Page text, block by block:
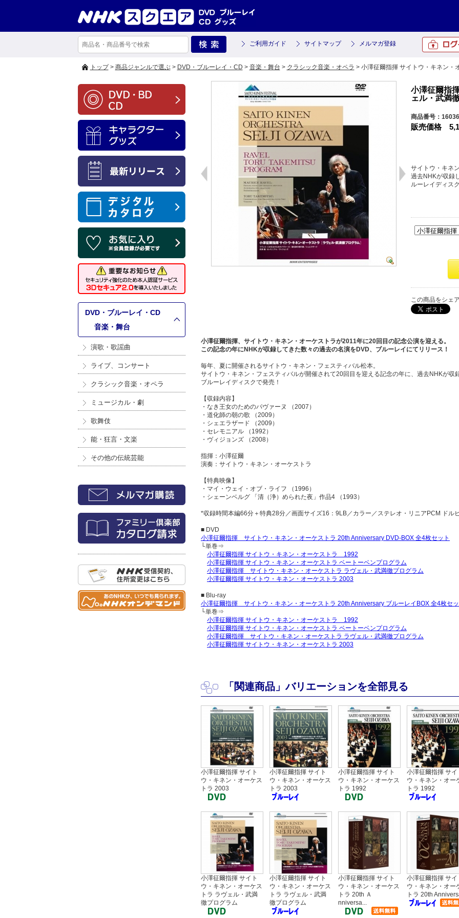
ご利用ガイド サイトマップ メルマガ登録
トップ> 商品ジャンルで選ぶ> DVD・ブルーレイ・CD > 音楽・舞台 > クラシック音楽・オペラ > 小澤征爾指揮 サイトウ・キネン・
DVD・ブルーレイ・CD
音楽・舞台
演歌・歌謡曲
ライブ、コンサート
クラシック音楽・オペラ
ミュージカル・劇
歌舞伎
能・狂言・文楽
その他の伝統芸能
小澤征爾指
ェル・武満
商品番号：
販売価格
サイトウ・キネ
過去NHKが収録
ルーレイディス
この商品をシェ
小澤征爾指揮、サイトウ・キネン・オーケストラが2011年に20回目の記念公演を迎える。
この記念の年にNHKが収録してきた数々の過去の名演をDVD、ブルーレイにてリリース！
毎年、夏に開催されるサイトウ・キネン・フェスティバル松本。
サイトウ・キネン・フェスティバルが開催されて20回目を迎える記念の年に、過去NHKが収
ブルーレイディスクで発売！
【収録内容】
・なき王女のためのパヴァーヌ （2007）
・道化師の朝の歌 （2009）
・シェエラザード （2009）
・セレモニアル （1992）
・ヴィジョンズ （2008）
指揮：小澤征爾
演奏：サイトウ・キネン・オーケストラ
【特典映像】
・マイ・ウェイ・オブ・ライフ （1996）
・シェーンベルグ 「清（浄）められた夜」作品4 （1993）
*収録時間本編66分＋特典28分／画面サイズ16：9LB／カラー／ステレオ・リニアPCM ドル
■ DVD
小澤征爾指揮 サイトウ・キネン・オーケストラ 20th Anniversary DVD-BOX 全4枚セット
└単巻⇒
小澤征爾指揮 サイトウ・キネン・オーケストラ 1992
小澤征爾指揮 サイトウ・キネン・オーケストラ ベートーベンプログラム
小澤征爾指揮 サイトウ・キネン・オーケストラ ラヴェル・武満徹プログラム
小澤征爾指揮 サイトウ・キネン・オーケストラ 2003
■ Blu-ray
小澤征爾指揮 サイトウ・キネン・オーケストラ 20th Anniversary ブルーレイBOX 全4枚セッ
└単巻⇒
小澤征爾指揮 サイトウ・キネン・オーケストラ 1992
小澤征爾指揮 サイトウ・キネン・オーケストラ ベートーベンプログラム
小澤征爾指揮 サイトウ・キネン・オーケストラ ラヴェル・武満徹プログラム
小澤征爾指揮 サイトウ・キネン・オーケストラ 2003
「関連商品」バリエーションを全部見る
小澤征爾指揮 サイト
ウ・キネン・オーケス
トラ 2003
小澤征爾指揮 サイト
ウ・キネン・オーケス
トラ 2003
小澤征爾指揮 サイト
ウ・キネン・オーケス
トラ 1992
小澤征爾指揮 サイ
ウ・キネン・オー
トラ 1992
小澤征爾指揮 サイト
ウ・キネン・オーケス
トラ ラヴェル・武満
徹プログラム
小澤征爾指揮 サイト
ウ・キネン・オーケス
トラ ラヴェル・武満
徹プログラム
小澤征爾指揮 サイト
ウ・キネン・オーケス
トラ 20th Ａ
nniversa...
小澤征爾指揮 サイ
ウ・キネン・オー
トラ 20th